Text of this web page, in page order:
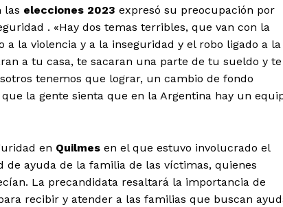
las elecciones 2023 expresó su preocupación por
. «Hay dos temas terribles, que van con la
la violencia y a la inseguridad y el robo ligado a la
a tu casa, te sacaran una parte de tu sueldo y te
tenemos que lograr, un cambio de fondo
la gente sienta que en la Argentina hay un
en Quilmes en el que estuvo involucrado el
ayuda de la familia de las víctimas, quienes
La precandidata resaltará la importancia de
recibir y atender a las familias que buscan